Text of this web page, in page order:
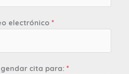
electrónico *
cita para: *